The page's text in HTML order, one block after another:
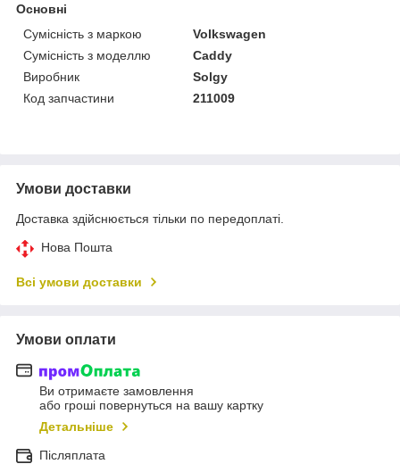
Основні
Сумісність з маркою
Volkswagen
Сумісність з моделлю
Caddy
Виробник
Solgy
Код запчастини
211009
Умови доставки
Доставка здійснюється тільки по передоплаті.
Нова Пошта
Всі умови доставки
Умови оплати
Ви отримаєте замовлення
або гроші повернуться на вашу картку
Детальніше
Післяплата